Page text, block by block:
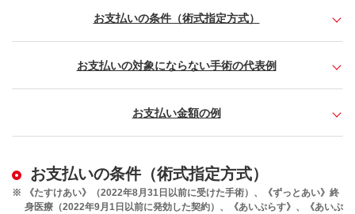
お支払いの条件（術式指定方式）
お支払いの対象にならない手術の代表例
お支払い金額の例
お支払いの条件（術式指定方式）
※
《たすけあい》（2022年8月31日以前に受けた手術）、《ずっとあい》終
身医療（2022年9月1日以前に発効した契約）、《あいぷらす》、《あいぷ